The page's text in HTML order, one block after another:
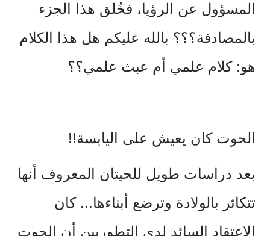
المسؤول عن الرؤيا، فخُلق هذا الجزء
بالمصادفة؟؟؟ بالله عليكم هل هذا الكلام
هو: كلام علمي أم عبث علمي؟؟
الحوت كان يعيش على اليابسة!!
بعد دراسات طويل للحيتان المعروف أنها
تتكاثر بالولادة وترضع أبناءها... كان
الاعتقاد السائد لدى التطوريين أن الحوت